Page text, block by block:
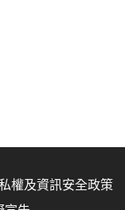
權及資訊安全政策